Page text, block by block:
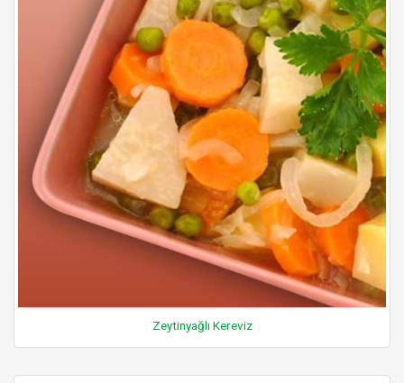
Zeytinyağlı Kereviz